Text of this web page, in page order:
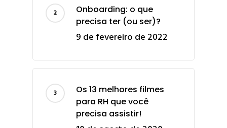
Onboarding: o que
precisa ter (ou ser)?
9 de fevereiro de 2022
Os 13 melhores filmes
para RH que você
precisa assistir!